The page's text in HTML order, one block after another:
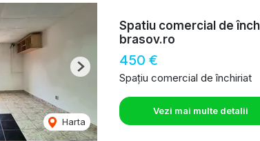
Harta
Next
Spatiu comercial de
brasov.ro
450 €
Spațiu comercial de închiriat
Vezi mai multe detalii